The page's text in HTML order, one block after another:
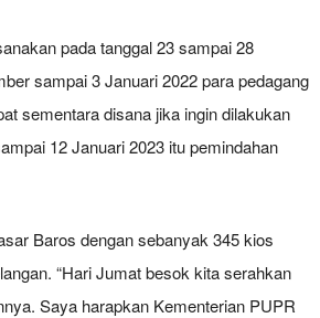
pada tanggal 23 sampai 28
sampai 3 Januari 2022 para pedagang
sementara disana jika ingin dilakukan
12 Januari 2023 itu pemindahan
Baros dengan sebanyak 345 kios
“Hari Jumat besok kita serahkan
Saya harapkan Kementerian PUPR